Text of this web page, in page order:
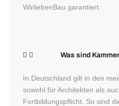
WirliebenBau garantiert.
Was sind
In Deutschland gilt in den
sowohl für Architekten als
Fortbildungspflicht. So sind